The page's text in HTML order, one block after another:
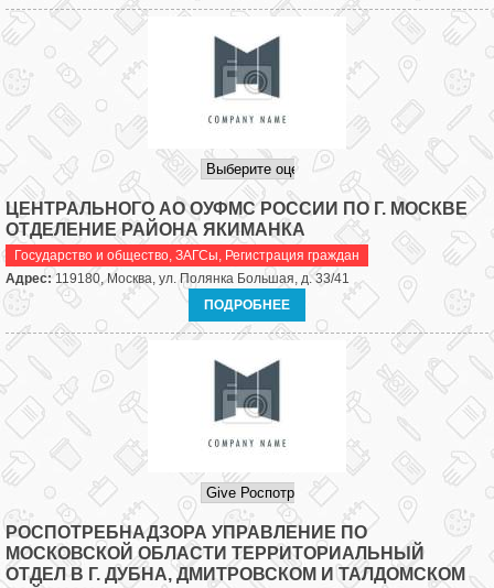
ЦЕНТРАЛЬНОГО АО ОУФМС РОССИИ ПО Г. МОСКВЕ
ОТДЕЛЕНИЕ РАЙОНА ЯКИМАНКА
Государство и общество, ЗАГСы, Регистрация граждан
Адрес: 119180, Москва, ул. Полянка Большая, д. 33/41
ПОДРОБНЕЕ
РОСПОТРЕБНАДЗОРА УПРАВЛЕНИЕ ПО
МОСКОВСКОЙ ОБЛАСТИ ТЕРРИТОРИАЛЬНЫЙ
ОТДЕЛ В Г. ДУБНА, ДМИТРОВСКОМ И ТАЛДОМСКОМ